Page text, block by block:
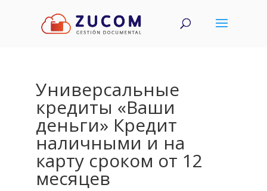
Универсальные
кредиты «Ваши
деньги» Кредит
наличными и на
карту сроком от 12
месяцев